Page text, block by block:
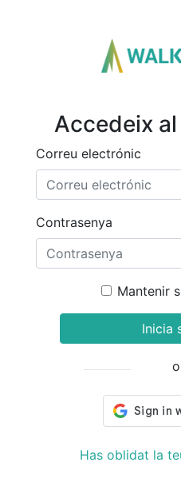
Accedeix
Correu electrónic
Contrasenya
Mantenir
Inicia
Has oblidat la